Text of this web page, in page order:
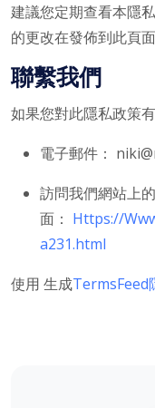
建議您定期查看本隱
的更改在發佈到此頁面
聯繫我們
如果您對此隱私政策
電子郵件：
訪問我們網站上
面： Https://
a231.html
使用 生成TermsFeed